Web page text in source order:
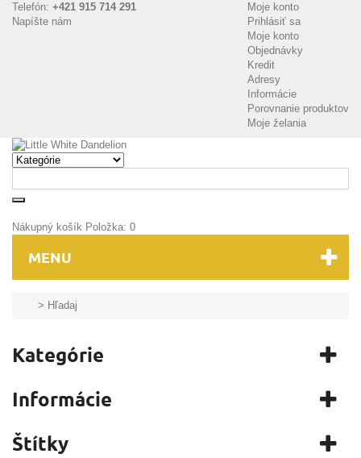
Moje konto
Prihlásiť sa
Moje konto
Objednávky
Kredit
Adresy
Informácie
Porovnanie produktov
Moje želania
Telefón: +421 915 714 291
Napíšte nám
Nákupný košík Položka: 0
MENU
> Hľadaj
Kategórie
Informácie
Štítky